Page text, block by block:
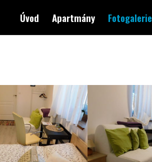
Úvod Apartmány Fotogalerie